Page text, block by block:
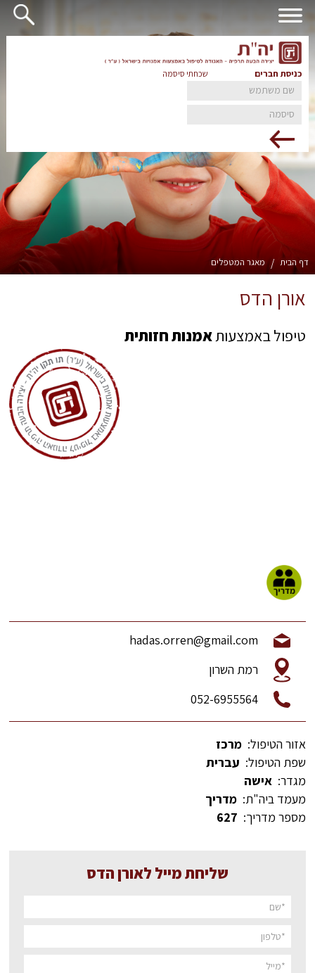
כניסת חברים שכחתי סיסמה
דף הבית / מאגר המטפלים
אורן הדס
טיפול באמצעותאמנות חזותית
hadas.orren@gmail.com
רמת השרון
052-6955564
אזור הטיפול: מרכז
שפת הטיפול: עברית
מגדר: אישה
מעמד ביה"ת: מדריך
מספר מדריך: 627
שליחת מייל לאורן הדס